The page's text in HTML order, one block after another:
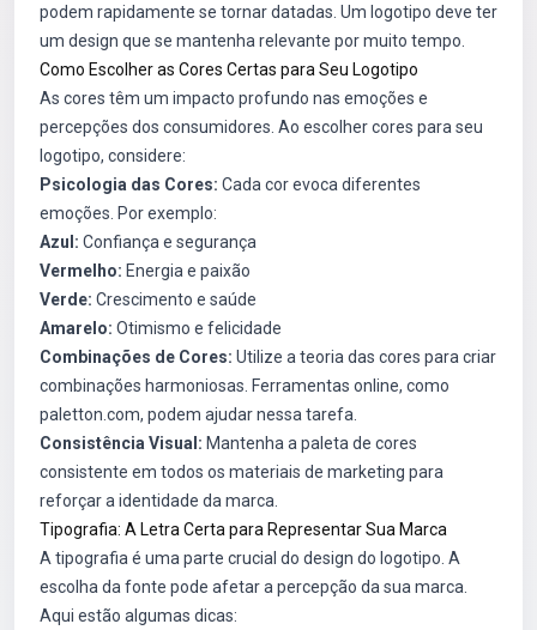
podem rapidamente se tornar datadas. Um logotipo deve ter
um design que se mantenha relevante por muito tempo.
Como Escolher as Cores Certas para Seu Logotipo
As cores têm um impacto profundo nas emoções e
percepções dos consumidores. Ao escolher cores para seu
logotipo, considere:
Psicologia das Cores: Cada cor evoca diferentes
emoções. Por exemplo:
Azul: Confiança e segurança
Vermelho: Energia e paixão
Verde: Crescimento e saúde
Amarelo: Otimismo e felicidade
Combinações de Cores: Utilize a teoria das cores para criar
combinações harmoniosas. Ferramentas online, como
paletton.com, podem ajudar nessa tarefa.
Consistência Visual: Mantenha a paleta de cores
consistente em todos os materiais de marketing para
reforçar a identidade da marca.
Tipografia: A Letra Certa para Representar Sua Marca
A tipografia é uma parte crucial do design do logotipo. A
escolha da fonte pode afetar a percepção da sua marca.
Aqui estão algumas dicas: